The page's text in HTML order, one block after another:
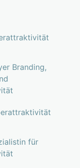
Branding,
für